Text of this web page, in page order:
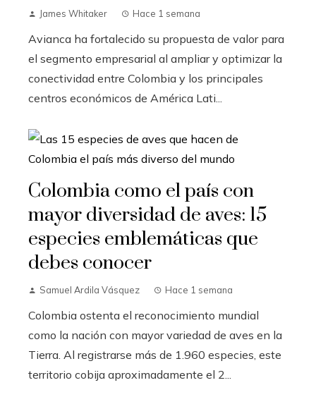
James Whitaker Hace 1 semana
Avianca ha fortalecido su propuesta de valor para
el segmento empresarial al ampliar y optimizar la
conectividad entre Colombia y los principales
centros económicos de América Lati...
Colombia como el país con
mayor diversidad de aves: 15
especies emblemáticas que
debes conocer
Samuel Ardila Vásquez Hace 1 semana
Colombia ostenta el reconocimiento mundial
como la nación con mayor variedad de aves en la
Tierra. Al registrarse más de 1.960 especies, este
territorio cobija aproximadamente el 2...